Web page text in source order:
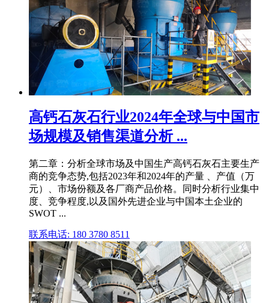
高钙石灰石行业2024年全球与中国市
场规模及销售渠道分析 ...
第二章：分析全球市场及中国生产高钙石灰石主要生产
商的竞争态势,包括2023年和2024年的产量 、产值（万
元）、市场份额及各厂商产品价格。同时分析行业集中
度、竞争程度,以及国外先进企业与中国本土企业的
SWOT ...
联系电话: 180 3780 8511